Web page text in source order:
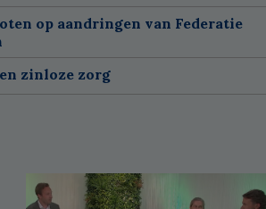
op aandringen van Federatie
zinloze zorg